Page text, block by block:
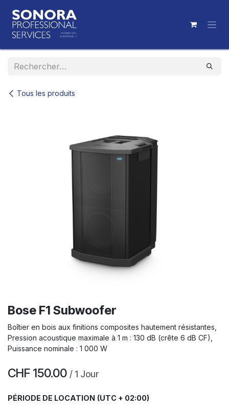
Tous les produits
Bose F1 Subwoofer
Boîtier en bois aux finitions composites hautement résistantes,
Pression acoustique maximale à 1 m : 130 dB (crête 6 dB CF),
Puissance nominale : 1 000 W
CHF 150.00 / 1 Jour
PÉRIODE DE LOCATION (UTC + 02:00)